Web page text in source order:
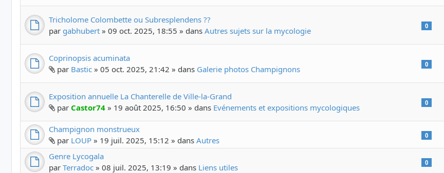
Tricholome Colombette ou Subresplendens ??
par gabhubert » 09 oct. 2025, 18:55 » dans Autres sujets sur la mycologie 0
Coprinopsis acuminata
par Bastic » 05 oct. 2025, 21:42 » dans Galerie photos Champignons 0
Exposition annuelle La Chanterelle de Ville-la-Grand
par Castor74 » 19 août 2025, 16:50 » dans Evénements et expositions mycologiques 0
Champignon monstrueux
par LOUP » 19 juil. 2025, 15:12 » dans Autres 0
Genre Lycogala
par Terradoc » 08 juil. 2025, 13:19 » dans Liens utiles 0